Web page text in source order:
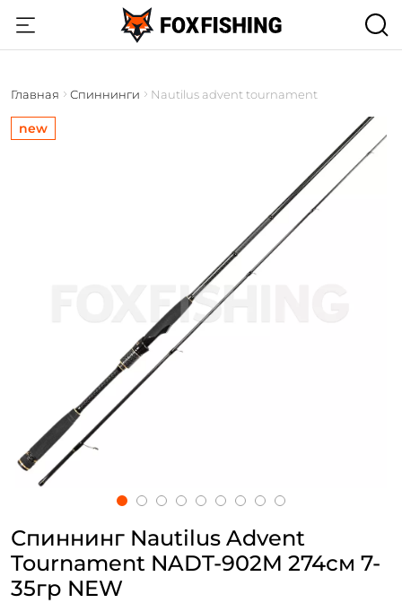
Главная Спиннинги Nautilus advent tournament
Спиннинг Nautilus Advent
Tournament NADT-902M 274см 7-
35гр NEW
new